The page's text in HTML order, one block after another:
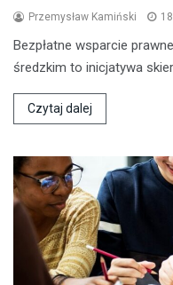
Przemysław Kamiński
Bezpłatne wsparcie
średzkim to inicjatywa
Czytaj dalej